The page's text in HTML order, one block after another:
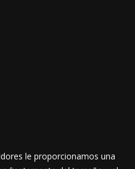
le proporcionamos una